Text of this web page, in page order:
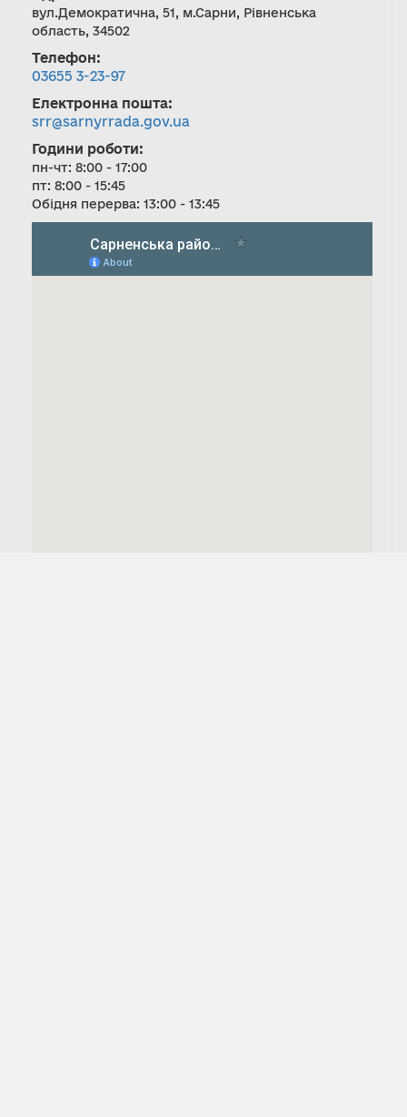
вул.Демократична, 51, м.Сарни, Рівненська
область, 34502
Телефон:
03655 3-23-97
Електронна пошта:
srr@sarnyrrada.gov.ua
Години роботи:
пн-чт: 8:00 - 17:00
пт: 8:00 - 15:45
Обідня перерва: 13:00 - 13:45